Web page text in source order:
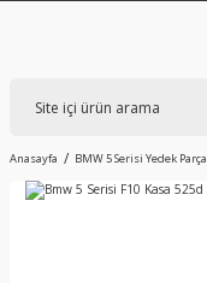
Anasayfa BMW 5 Serisi Yedek Parça